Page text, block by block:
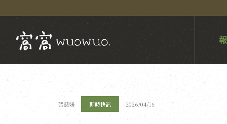
張慈媛 即時快訊 2026/04/16